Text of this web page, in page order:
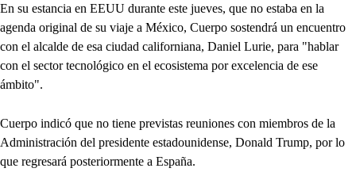
En su estancia en EEUU durante este jueves, que no estaba en la
agenda original de su viaje a México, Cuerpo sostendrá un encuentro
con el alcalde de esa ciudad californiana, Daniel Lurie, para "hablar
con el sector tecnológico en el ecosistema por excelencia de ese
ámbito".
Cuerpo indicó que no tiene previstas reuniones con miembros de la
Administración del presidente estadounidense, Donald Trump, por lo
que regresará posteriormente a España.